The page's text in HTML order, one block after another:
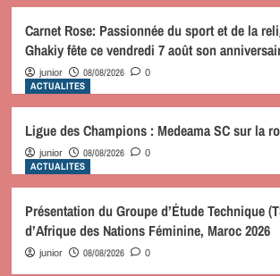
Carnet Rose: Passionnée du sport et de la
Ghakiy fête ce vendredi 7 août son
junior 08/08/2026 0
ACTUALITES
Ligue des Champions : Medeama SC sur la
junior 08/08/2026 0
ACTUALITES
Présentation du Groupe d’Étude Technique
d’Afrique des Nations Féminine, Maroc 2026
junior 08/08/2026 0